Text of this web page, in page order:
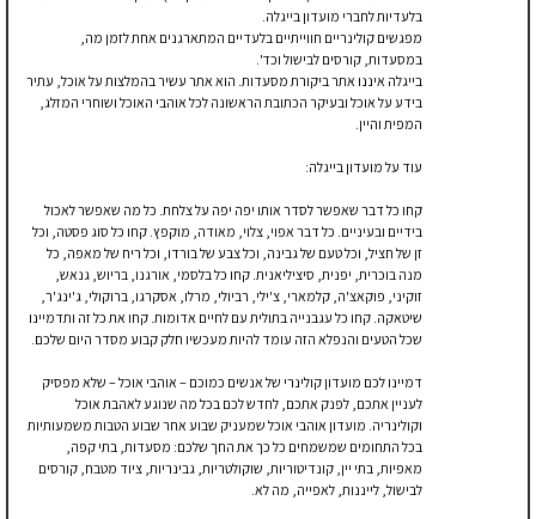
בלעדיות לחברי מועדון בייגלה.
מפגשים קולינריים חווייתיים בלעדיים המתארגנים אחת לזמן מה,
במסעדות, קורסים לבישול וכד'.
בייגלה איננו אתר ביקורת מסעדות. הוא אתר עשיר בהמלצות על אוכל, עתיר
בידע על אוכל ובעיקר הכתובת הראשונה לכל אוהבי האוכל ושוחרי המזלג,
המפית והיין.
עוד על מועדון בייגלה:
קחו כל דבר שאפשר לסדר אותו יפה יפה על צלחת. כל מה שאפשר לאכול
בידיים ובעיניים. כל דבר אפוי, צלוי, מאודה, מוקפץ. קחו כל סוג פסטה, וכל
זן של חציל, וכל טעם של גבינה, וכל צבע של בורדו, וכל ריח של מאפה, כל
מנה בוכרית, יפנית, סיציליאנית. קחו כל בלסמי, אורגנו, בריוש, גנאש,
זוקיני, פוקאצ'ה, קלמארי, צ'ילי, רביולי, מרלו, אסקרגו, ברוקולי, ג'ינג'ר,
שיטאקה. קחו כל עגבנייה בתולית עם לחיים אדומות. קחו את כל זה ותדמיינו
שכל הטעים והנפלא הזה עומד להיות מעכשיו חלק קבוע מסדר היום שלכם.
דמיינו לכם מועדון קולינרי של אנשים כמוכם – אוהבי אוכל – שלא מפסיק
לעניין אתכם, לפנק אתכם, לחדש לכם בכל מה שנוגע לאהבת אוכל
וקולינריה. מועדון אוהבי אוכל שמעניק שבוע אחר שבוע הטבות משמעותיות
בכל התחומים שמשמחים כל כך את החך שלכם: מסעדות, בתי קפה,
מאפיות, בתי יין, קונדיטוריות, שוקולטריות, גבינריות, ציוד מטבח, קורסים
לבישול, לייננות, לאפייה, מה לא.